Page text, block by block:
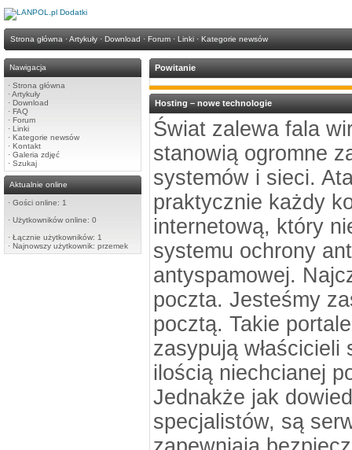
Strona główna ·Artykuły · Download · Forum · Linki · Kategorie newsów
Nawigacja
· Strona główna
· Artykuły
· Download
· FAQ
· Forum
· Linki
· Kategorie newsów
· Kontakt
· Galeria zdjęć
· Szukaj
Aktualnie online
· Gości online: 1
· Użytkowników online: 0
· Łącznie użytkowników: 1
· Najnowszy użytkownik: przemek
Powitanie
Hosting – nowe technologie
Świat zalewa fala
stanowią ogromne
systemów i sieci.
praktycznie każdy
internetową, który
systemu ochrony
antyspamowej.
poczta. Jesteśmy
pocztą. Takie
zasypują
ilością niechcianej
Jednakże jak
specjalistów, są